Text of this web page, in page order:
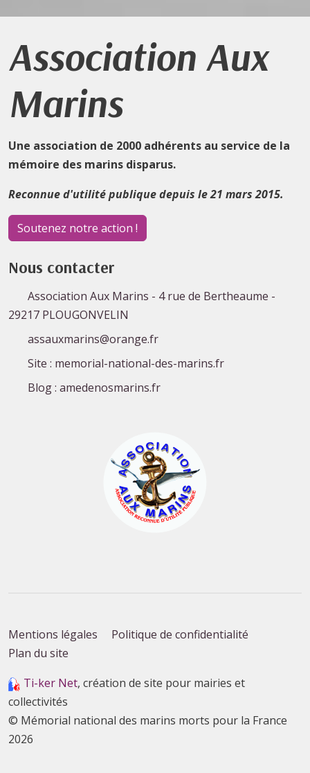
Association Aux
Marins
Une association de 2000 adhérents au service de la
mémoire des marins disparus.
Reconnue d'utilité publique depuis le 21 mars 2015.
Soutenez notre action !
Nous contacter
Association Aux Marins - 4 rue de Bertheaume -
29217 PLOUGONVELIN
assauxmarins@orange.fr
Site : memorial-national-des-marins.fr
Blog : amedenosmarins.fr
Mentions légales
Politique de confidentialité
Plan du site
Ti-ker Net, création de site pour mairies et
collectivités
© Mémorial national des marins morts pour la France
2026